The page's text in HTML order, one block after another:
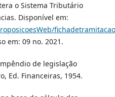
o Sistema Tributário
Disponível em:
em: 09 no. 2021.
de legislação
Ed. Financeiras, 1954.